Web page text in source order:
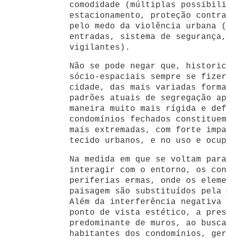
comodidade (múltiplas
estacionamento, proteção
pelo medo da violência urbana
entradas, sistema de
vigilantes).
Não se pode negar que,
sócio-espaciais sempre se
cidade, das mais variadas
padrões atuais de segregação
maneira muito mais rígida e
condomínios fechados
mais extremadas, com forte
tecido urbanos, e no uso e
Na medida em que se voltam
interagir com o entorno, os
periferias ermas, onde os
paisagem são substituídos pela
Além da interferência negativa
ponto de vista estético, a
predominante de muros, ao
habitantes dos condomínios,